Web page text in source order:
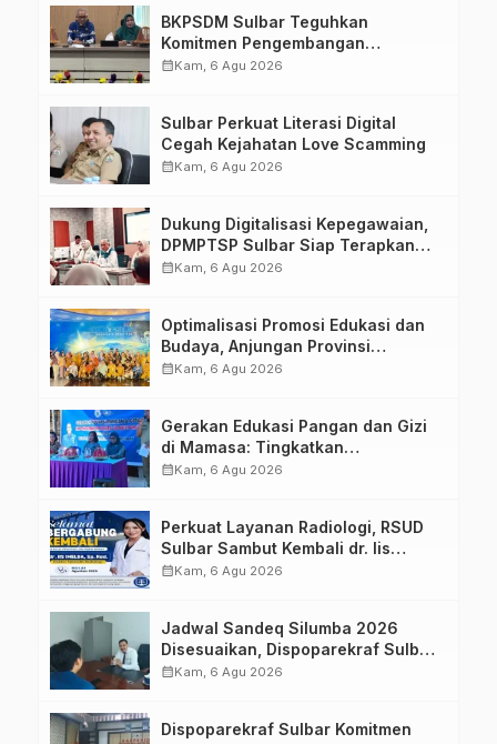
BKPSDM Sulbar Teguhkan
Komitmen Pengembangan
Kompetensi ASN melalui
calendar_monthKam, 6 Agu 2026
Sulbar Perkuat Literasi Digital
Cegah Kejahatan Love Scamming
calendar_monthKam, 6 Agu 2026
Dukung Digitalisasi Kepegawaian,
DPMPTSP Sulbar Siap Terapkan
Aplikasi FLEKSI ASN
calendar_monthKam, 6 Agu 2026
Optimalisasi Promosi Edukasi dan
Budaya, Anjungan Provinsi
Sulawesi Barat Perkuat Kolaborasi
calendar_monthKam, 6 Agu 2026
Gerakan Edukasi Pangan dan Gizi
di Mamasa: Tingkatkan
Pengetahuan dan Keterampilan
calendar_monthKam, 6 Agu 2026
Perkuat Layanan Radiologi, RSUD
Sulbar Sambut Kembali dr. Iis
Imelda, Sp.Rad
calendar_monthKam, 6 Agu 2026
Jadwal Sandeq Silumba 2026
Disesuaikan, Dispoparekraf Sulbar
Pastikan Persiapan Tetap
calendar_monthKam, 6 Agu 2026
Dispoparekraf Sulbar Komitmen